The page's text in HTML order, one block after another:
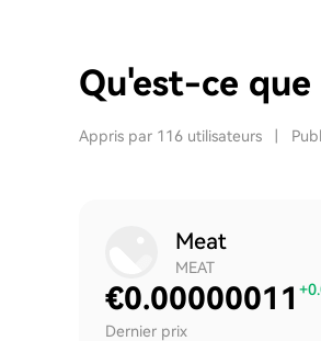
Qu'est-ce que
Appris par 116 utilisateurs
Meat
MEAT
€0.00000011
Dernier prix